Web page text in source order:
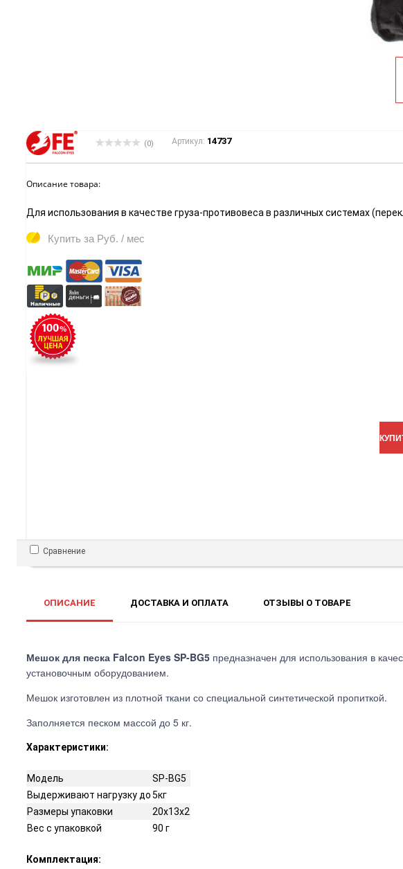
(0) Артикул: 14737
Описание товара:
Для использования в качестве груза-противовеса в различных системах
Купить за Руб. / мес
Сравнение
ОПИСАНИЕ ДОСТАВКА И ОПЛАТА ОТЗЫВЫ О ТОВАРЕ
Мешок для песка Falcon Eyes SP-BG5 предназначен для использования в
установочным оборудованием.
Мешок изготовлен из плотной ткани со специальной синтетической пропиткой.
Заполняется песком массой до 5 кг.
Характеристики:
Модель
SP-BG5
Выдерживают нагрузку до5кг
Размеры упаковки
20х13х2
Вес с упаковкой
90 г
Комплектация: